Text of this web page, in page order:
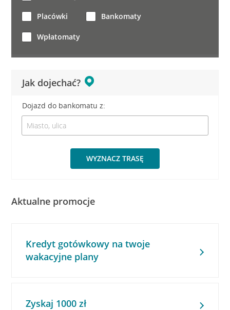
Jak dojechać?
Dojazd do bankomatu z:
WYZNACZ TRASĘ
Placówki Bankomaty
Wpłatomaty
Aktualne promocje
Kredyt gotówkowy na twoje
wakacyjne plany
Zyskaj 1000 zł